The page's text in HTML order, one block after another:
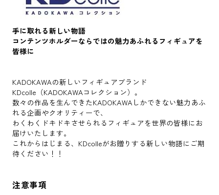
手に取れる新しい物語
コンテンツホルダーならではの魅力あふれるフィギュアを
皆様に
KADOKAWAの新しいフィギュアブランド
KDcolle（KADOKAWAコレクション）。
数々の作品を生んできたKADOKAWAしかできない魅力あふ
れる企画やクオリティーで、
わくわくドキドキさせられるフィギュアを世界の皆様にお
届けいたします。
これからはじまる、KDcolleがお贈りする新しい物語にご期
待ください！！
注意事項